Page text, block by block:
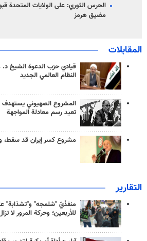
الحرس الثوري: على الولايات المتحدة
مضيق هرمز
المقابلات
قيادي حزب الدعوة الشيخ د.
النظام العالمي الجديد
المشروع الصهيوني يستهدف
تعيد رسم معادلة المواجهة
مشروع كسر إيران قد سقط،
التقارير
منفذَيّ "شلمجه" و"تشذابة"
للأربعين؛ وحركة المرور لا